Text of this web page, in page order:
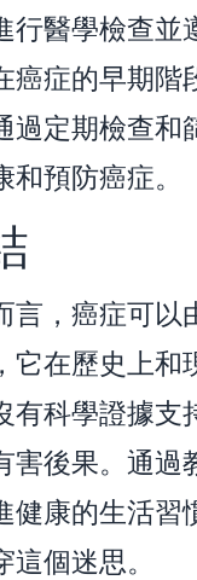
行醫學檢查並
癌症的早期階
過定期檢查和
和預防癌症。
言，癌症可以
它在歷史上和
有科學證據支
害後果。通過
健康的生活習
這個迷思。